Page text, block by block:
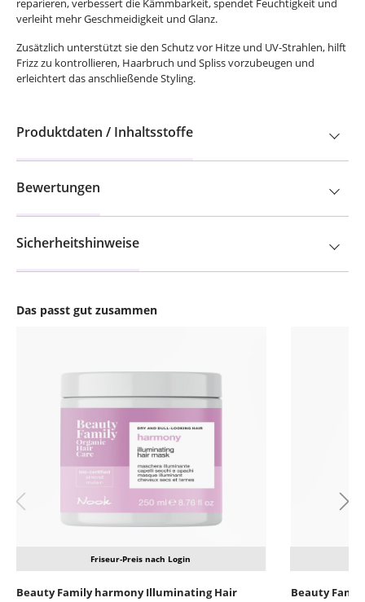
Das passt gut zusammen
Friseur-Preis nach Login
Beauty Family harmony Illuminating Hair
Beauty
reparieren, verbessert die Kämmbarkeit, spendet Feuchtigkeit und
verleiht mehr Geschmeidigkeit und Glanz.
Zusätzlich unterstützt sie den Schutz vor Hitze und UV-Strahlen, hilft
Frizz zu kontrollieren, Haarbruch und Spliss vorzubeugen und
erleichtert das anschließende Styling.
Produktdaten / Inhaltsstoffe
Bewertungen
Sicherheitshinweise